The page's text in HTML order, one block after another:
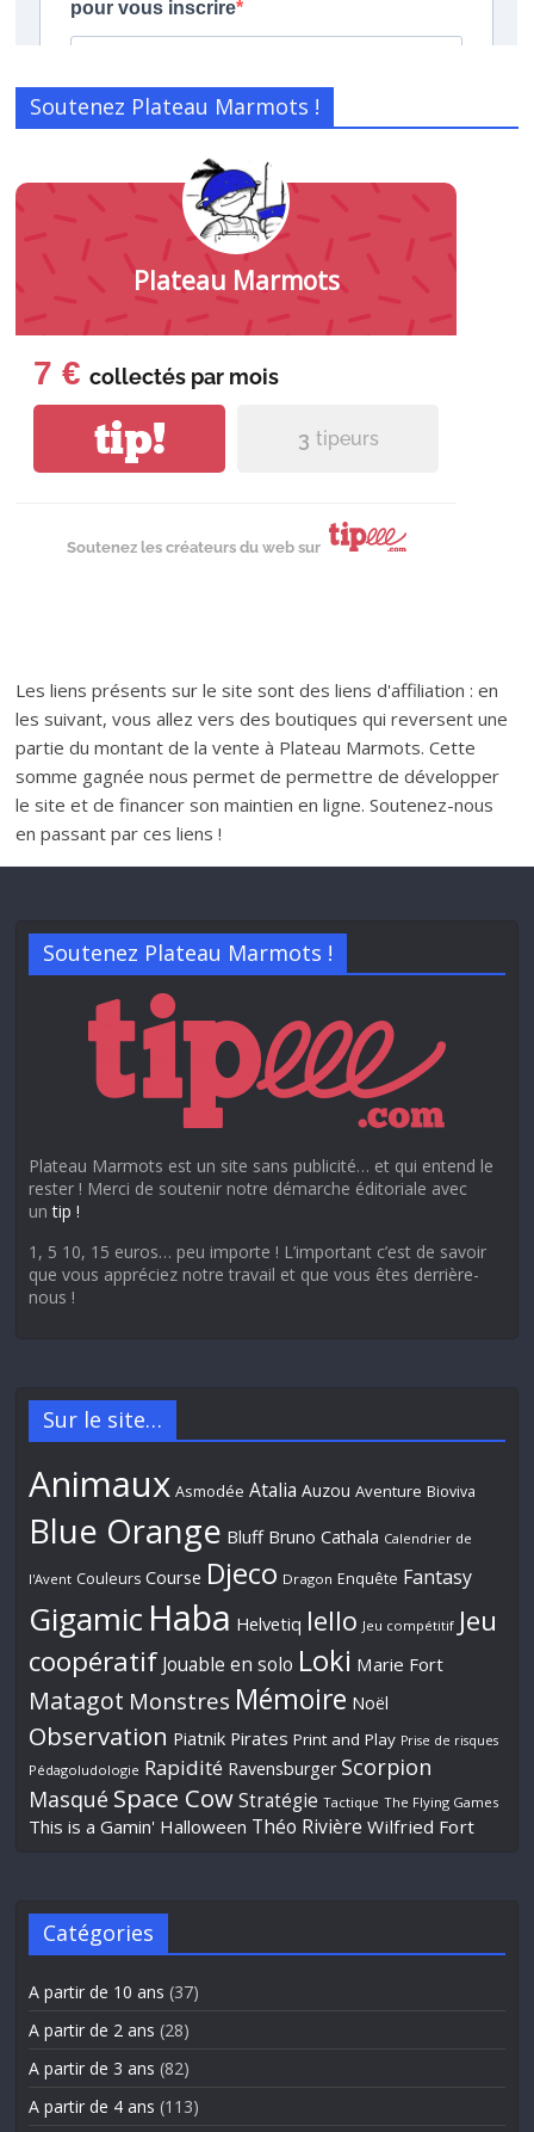
Soutenez Plateau Marmots !
Plateau Marmots
7 € collectés par mois
tip! 3 tipeurs
Soutenez les créateurs du web sur
Les liens présents sur le site sont des liens d'affiliation : en
les suivant, vous allez vers des boutiques qui reversent une
partie du montant de la vente à Plateau Marmots. Cette
somme gagnée nous permet de permettre de développer
le site et de financer son maintien en ligne. Soutenez-nous
en passant par ces liens !
Soutenez Plateau Marmots !
Plateau Marmots est un site sans publicité… et qui entend le
rester ! Merci de soutenir notre démarche éditoriale avec
untip !
1, 5 10, 15 euros… peu importe ! L’important c’est de savoir
que vous appréciez notre travail et que vous êtes derrière-
nous !
Sur le site…
Animaux Asmodée Atalia Auzou Aventure Bioviva
Blue Orange Bluff Bruno Cathala Calendrier de
l'Avent Couleurs Course Djeco Dragon Enquête Fantasy
Gigamic Haba Helvetiq Iello Jeu compétitif Jeu
coopératif Jouable en solo Loki Marie Fort
Matagot Monstres Mémoire Noël
Observation Piatnik Pirates Print and Play Prise de risques
Pédagoludologie Rapidité Ravensburger Scorpion
Masqué Space Cow Stratégie Tactique The Flying Games
This is a Gamin' Halloween Théo Rivière Wilfried Fort
Catégories
A partir de 10 ans (37)
A partir de 2 ans (28)
A partir de 3 ans (82)
A partir de 4 ans (113)